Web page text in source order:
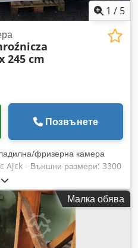
1 / 5
245 cm
Позвънете
фризерна камера
Ajck - Външни размери: 3300
3100 x 1900 x 2250
мм - Светъл отвор на
стомана - Стенен
1 бр. - Камерата е лесна
Малка обява